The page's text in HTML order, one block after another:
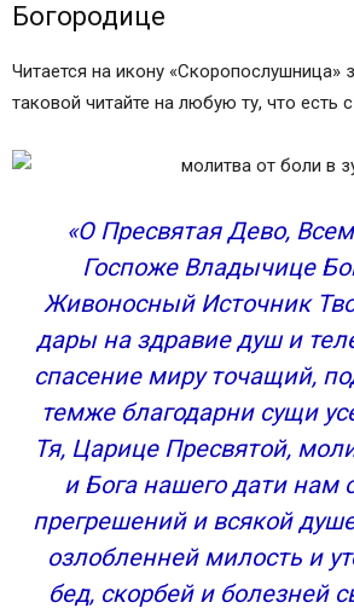
Богородице
Читается на икону «Скоропослушница»
таковой читайте на любую ту, что есть
«О Пресвятая Дево,
Госпоже Владычице
Живоносный Источник
дары на здравие душ и
спасение миру точащий,
темже благодарни сущи
Тя, Царице Пресвятой,
и Бога нашего дати нам
прегрешений и всякой
озлобленней милость и
бед, скорбей и болезней